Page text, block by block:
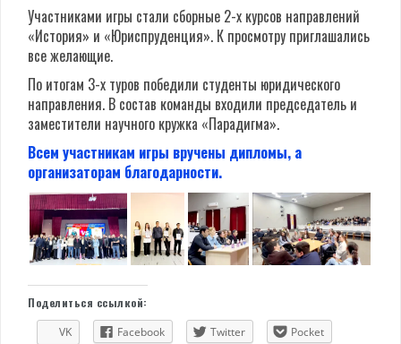
Участниками игры стали сборные 2-х курсов направлений
«История» и «Юриспруденция». К просмотру приглашались
все желающие.
По итогам 3-х туров победили студенты юридического
направления. В состав команды входили председатель и
заместители научного кружка «Парадигма».
Всем участникам игры вручены дипломы, а
организаторам благодарности.
Поделиться ссылкой:
VK
Facebook Twitter
Pocket